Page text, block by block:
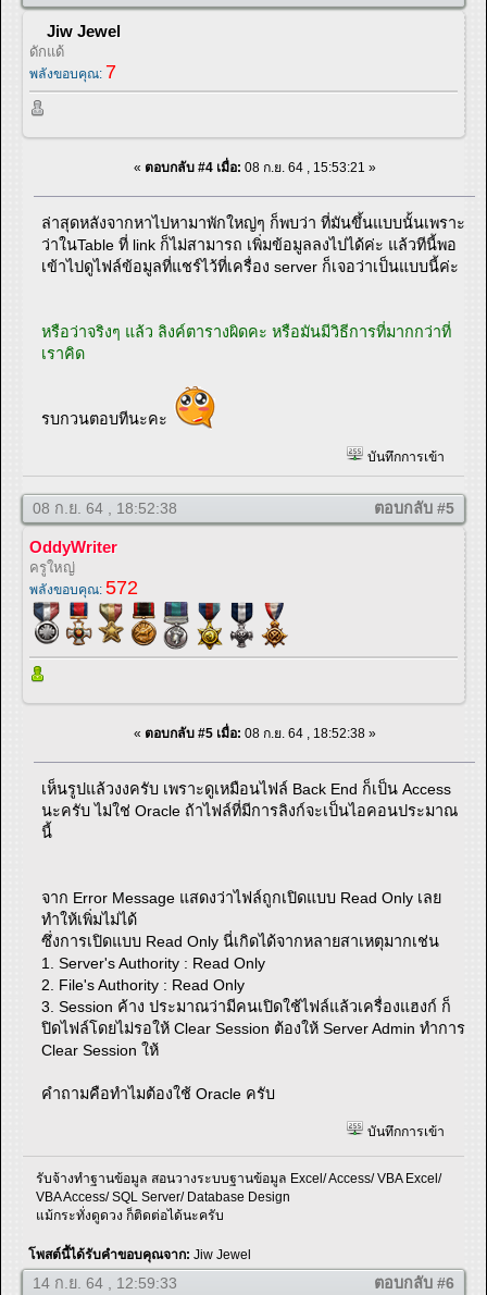
Jiw Jewel
ดักแด้
พลังขอบคุณ: 7
« ตอบกลับ #4 เมื่อ: 08 ก.ย. 64 , 15:53:21 »
ล่าสุดหลังจากหาไปหามาพักใหญ่ๆ ก็พบว่า ที่มันขึ้นแบบนั้นเพราะ
ว่าในTable ที่ link ก็ไม่สามารถ เพิ่มข้อมูลลงไปได้ค่ะ แล้วทีนี้พอ
เข้าไปดูไฟล์ข้อมูลที่แชร์ไว้ที่เครื่อง server ก็เจอว่าเป็นแบบนี้ค่ะ
หรือว่าจริงๆ แล้ว ลิงค์ตารางผิดคะ หรือมันมีวิธีการที่มากกว่าที่
เราคิด
รบกวนตอบทีนะคะ
บันทึกการเข้า
08 ก.ย. 64 , 18:52:38 ตอบกลับ #5
OddyWriter
ครูใหญ่
พลังขอบคุณ: 572
« ตอบกลับ #5 เมื่อ: 08 ก.ย. 64 , 18:52:38 »
เห็นรูปแล้วงงครับ เพราะดูเหมือนไฟล์ Back End ก็เป็น Access
นะครับ ไม่ใช่ Oracle ถ้าไฟล์ที่มีการลิงก์จะเป็นไอคอนประมาณ
นี้
จาก Error Message แสดงว่าไฟล์ถูกเปิดแบบ Read Only เลย
ทำให้เพิ่มไม่ได้
ซึ่งการเปิดแบบ Read Only นี่เกิดได้จากหลายสาเหตุมากเช่น
1. Server's Authority : Read Only
2. File's Authority : Read Only
3. Session ค้าง ประมาณว่ามีคนเปิดใช้ไฟล์แล้วเครื่องแฮงก์ ก็
ปิดไฟล์โดยไม่รอให้ Clear Session ต้องให้ Server Admin ทำการ
Clear Session ให้
คำถามคือทำไมต้องใช้ Oracle ครับ
บันทึกการเข้า
รับจ้างทำฐานข้อมูล สอนวางระบบฐานข้อมูล Excel/ Access/ VBA Excel/
VBA Access/ SQL Server/ Database Design
แม้กระทั่งดูดวง ก็ติดต่อได้นะครับ
โพสต์นี้ได้รับคำขอบคุณจาก: Jiw Jewel
14 ก.ย. 64 , 12:59:33 ตอบกลับ #6